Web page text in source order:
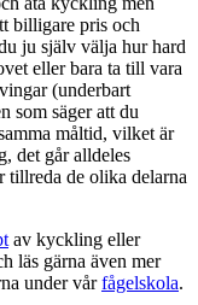
billigare pris och
ju själv välja hur hard
eller bara ta till vara
(underbart
som säger att du
måltid, vilket är
det går alldeles
tillreda de olika delarna
av kyckling eller
läs gärna även mer
under vårfågelskola.